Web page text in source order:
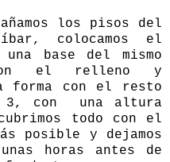
los pisos del
colocamos el
base del mismo
con el relleno y
forma con el resto
3, con una altura
todo con el
posible y dejamos
horas antes de